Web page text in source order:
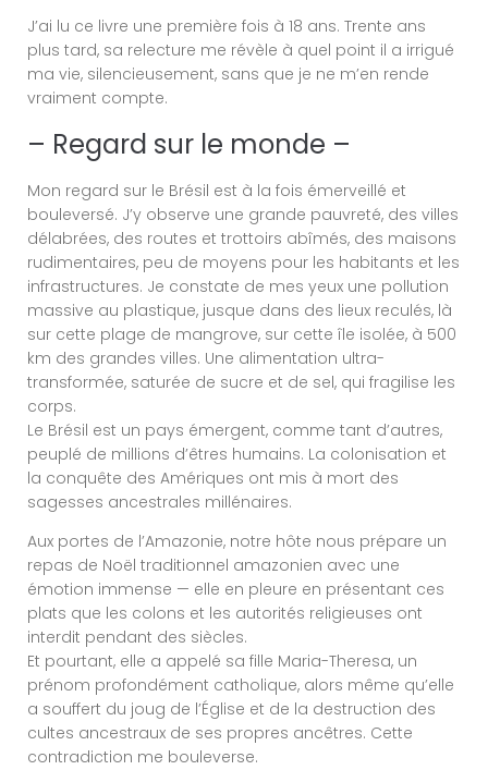
J’ai lu ce livre une première fois à 18 ans. Trente ans
plus tard, sa relecture me révèle à quel point il a irrigué
ma vie, silencieusement, sans que je ne m’en rende
vraiment compte.
– Regard sur le monde –
Mon regard sur le Brésil est à la fois émerveillé et
bouleversé. J’y observe une grande pauvreté, des villes
délabrées, des routes et trottoirs abîmés, des maisons
rudimentaires, peu de moyens pour les habitants et les
infrastructures. Je constate de mes yeux une pollution
massive au plastique, jusque dans des lieux reculés, là
sur cette plage de mangrove, sur cette île isolée, à 500
km des grandes villes. Une alimentation ultra-
transformée, saturée de sucre et de sel, qui fragilise les
corps.
Le Brésil est un pays émergent, comme tant d’autres,
peuplé de millions d’êtres humains. La colonisation et
la conquête des Amériques ont mis à mort des
sagesses ancestrales millénaires.
Aux portes de l’Amazonie, notre hôte nous prépare un
repas de Noël traditionnel amazonien avec une
émotion immense — elle en pleure en présentant ces
plats que les colons et les autorités religieuses ont
interdit pendant des siècles.
Et pourtant, elle a appelé sa fille Maria-Theresa, un
prénom profondément catholique, alors même qu’elle
a souffert du joug de l’Église et de la destruction des
cultes ancestraux de ses propres ancêtres. Cette
contradiction me bouleverse.